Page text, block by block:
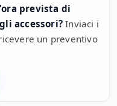
prevista di
accessori? Inviaci i
un preventivo